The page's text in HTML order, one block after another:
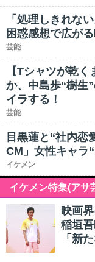
「処理しきれな
困惑感想で広が
芸能
【Tシャツが乾
か、中島歩“樹生
イラする！
芸能
目黒蓮と“社内
CM」女性キャラ
イケメン
イケメン特集(アサ
映画
稲垣
「新